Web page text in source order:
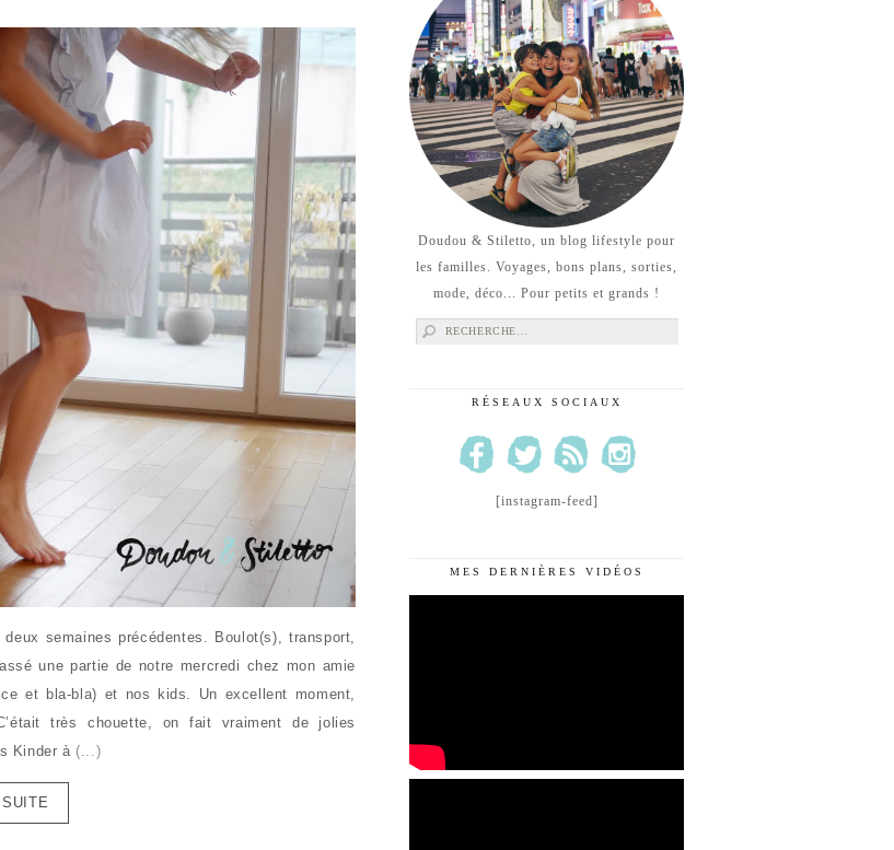
semaines précédentes. Boulot(s), transport,
une partie de notre mercredi chez mon amie
et bla-bla) et nos kids. Un excellent moment,
très chouette, on fait vraiment de jolies
Kinder à (...)
Doudou & Stiletto, un blog lifestyle pour
les familles. Voyages, bons plans, sorties,
mode, déco... Pour petits et grands !
Rechercher :
RÉSEAUX SOCIAUX
[instagram-feed]
MES DERNIÈRES VIDÉOS